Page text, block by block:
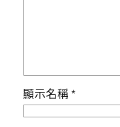
顯示名稱*